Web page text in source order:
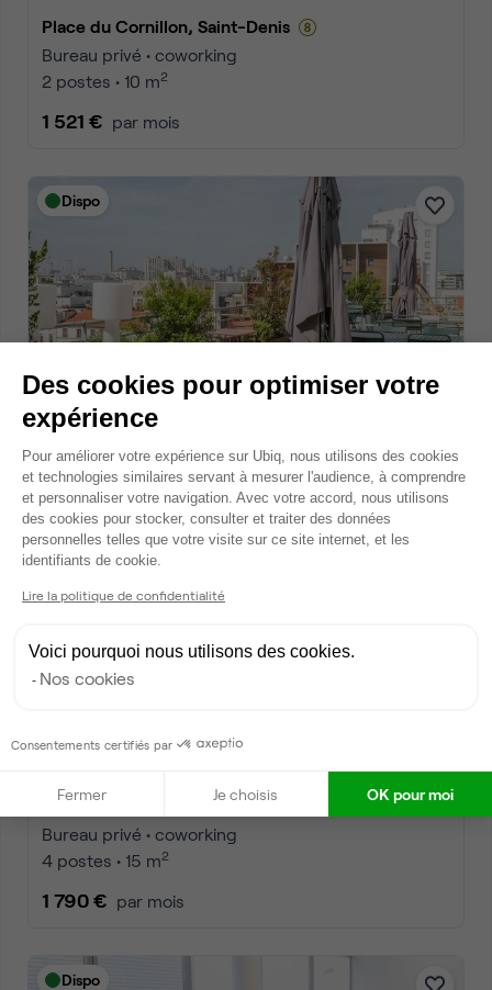
Place du Cornillon, Saint-Denis
Bureau privé • coworking
2 postes • 10 m2
1 521 € par mois
Dispo
Rue Pleyel, Saint-Denis
4 postes • 15 m 2
1 780 € par mois
Dispo
Avenue du Stade de France, Saint-Denis
Bureau privé • coworking
4 postes • 15 m2
1 790 € par mois
Dispo
Des cookies pour optimiser votre
expérience
Plateforme de Gestion du
Pour améliorer votre expérience sur Ubiq, nous utilisons des cookies
et technologies similaires servant à mesurer l'audience, à comprendre
et personnaliser votre navigation. Avec votre accord, nous utilisons
des cookies pour stocker, consulter et traiter des données
personnelles telles que votre visite sur ce site internet, et les
identifiants de cookie.
Lire la politique de confidentialité
Voici pourquoi nous utilisons des cookies.
Nos cookies
Consentements certifiés par
Fermer Je choisis OK pour moi